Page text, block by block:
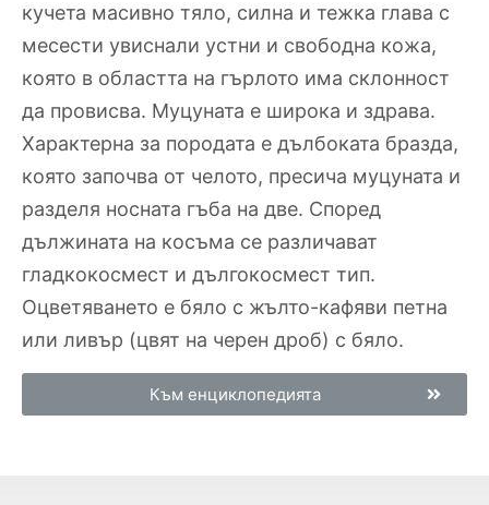
кучета масивно тяло, силна и тежка глава с
месести увиснали устни и свободна кожа,
която в областта на гърлото има склонност
да провисва. Муцуната е широка и здрава.
Характерна за породата е дълбоката бразда,
която започва от челото, пресича муцуната и
разделя носната гъба на две. Според
дължината на косъма се различават
гладкокосмест и дългокосмест тип.
Оцветяването е бяло с жълто-кафяви петна
или ливър (цвят на черен дроб) с бяло.
Към енциклопедията